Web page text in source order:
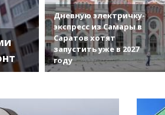
Дневную электричку-
экспресс из Самары в
Саратов хотят
запустить уже в 2027
году